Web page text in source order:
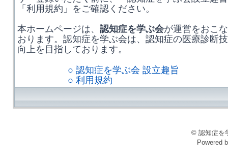
「利用規約」をご確認ください。
本ホームページは、 認知症を学ぶ会が運営をおこ
おります。認知症を学ぶ会は、認知症の医療診断
向上を目指しております。
○ 認知症を学ぶ会 設立趣旨
○ 利用規約
© 認知症を
Powered